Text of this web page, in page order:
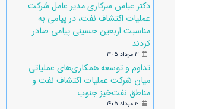
دکتر عباس سرکاری مدیر عامل شرکت
عملیات اکتشاف نفت، در پیامی به
مناسبت اربعین حسینی پیامی صادر
کردند
۱۲ مرداد ۱۴۰۵
تداوم و توسعه همکاری‌های عملیاتی
میان شرکت عملیات اکتشاف نفت و
مناطق نفت‌خیز جنوب
۱۲ مرداد ۱۴۰۵